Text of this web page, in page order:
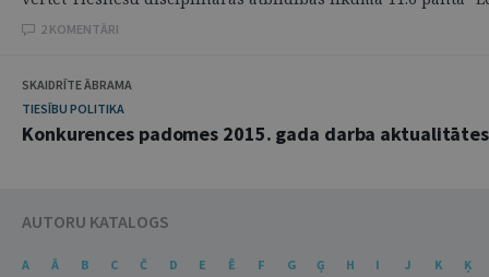
2 KOMENTĀRI
SKAIDRĪTE ĀBRAMA
TIESĪBU POLITIKA
Konkurences padomes 2015. gada darba aktualitātes
AUTORU KATALOGS
A Ā B C Č D E Ē F G Ģ H I J K Ķ